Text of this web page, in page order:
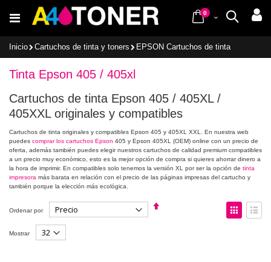
al
contenido
Buscar
Cart
0items
Inicio Cartuchos de tinta y toners EPSON Cartuchos de tinta
Tinta Epson 405 / 405xl
Cartuchos de tinta Epson 405 / 405XL /
405XXL originales y compatibles
Cartuchos de tinta originales y compatibles Epson 405 y 405XL XXL. En nuestra web
puedes comprar los cartuchos Epson 405 y Epson 405XL (OEM) online con un precio de
oferta, además también puedes elegir nuestros cartuchos de calidad premium compatibles
a un precio muy económico, esto es la mejor opción de compra si quieres ahorrar dinero a
la hora de imprimir. En compatibles solo tenemos la versión XL por ser la opción de tinta
impresora más barata en relación con el precio de las páginas impresas del cartucho y
también porque la elección más ecológica.
Ordenar por
Fijar
Ver
como
Mostrar